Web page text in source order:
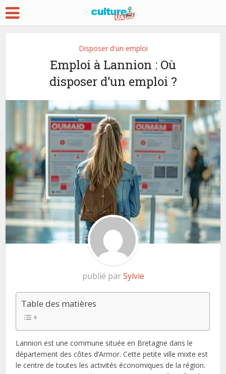
Disposer d'un emploi
Emploi à Lannion : Où
disposer d’un emploi ?
publié parSylvie
Table des matières
Lannion est une commune située en Bretagne dans le
département des côtes d’Armor. Cette petite ville mixte est
le centre de toutes les activités économiques de la région.